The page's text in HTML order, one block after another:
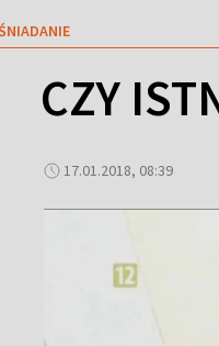
CZY
17.01.2018, 08:39